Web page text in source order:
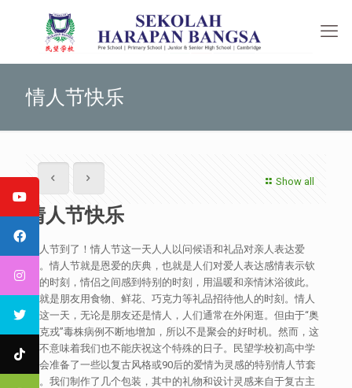
情人节快乐
Show all
情人节快乐
情人节到了！情人节这一天人人以问候语和礼品对亲人表达爱
意。情人节就是恩爱的庆典，也就是人们对爱人表达感情表示钦
佩的时刻，情侣之间感到特别的时刻，用温暖和亲情沐浴彼此。
也就是朋友用食物、鲜花、巧克力等礼品招待他人的时刻。情人
节这一天，无论是朋友还是情人，人们通常在外闲逛。但由于“奥
密克戎”毒株病例不断地增加，所以不是聚会的好时机。然而，这
并不意味着我们也不能庆祝这个特殊的日子。民望学校初高中学
生会准备了一些以复古风格或90后的爱情为灵感的特别情人节套
餐。我们制作了几个包装，其中的礼物和设计灵感来自于复古主